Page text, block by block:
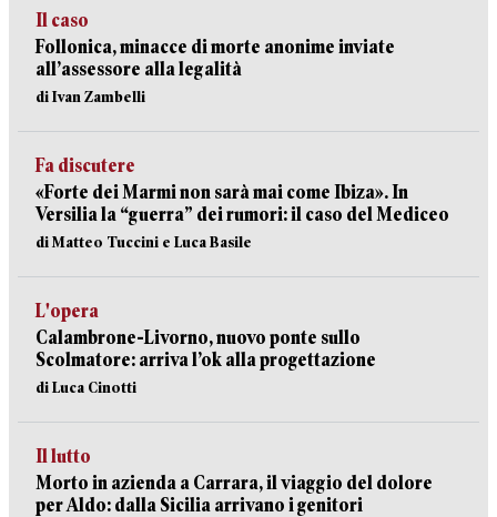
Il caso
Follonica, minacce di morte anonime inviate
all’assessore alla legalità
di Ivan Zambelli
Fa discutere
«Forte dei Marmi non sarà mai come Ibiza». In
Versilia la “guerra” dei rumori: il caso del Mediceo
di Matteo Tuccini e Luca Basile
L'opera
Calambrone-Livorno, nuovo ponte sullo
Scolmatore: arriva l’ok alla progettazione
di Luca Cinotti
Il lutto
Morto in azienda a Carrara, il viaggio del dolore
per Aldo: dalla Sicilia arrivano i genitori